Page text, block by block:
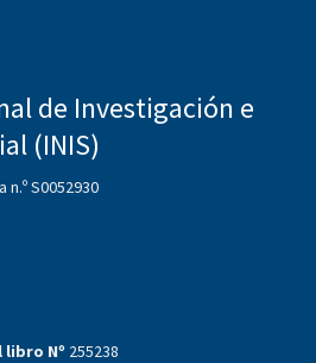
de Investigación e
(INIS)
n.º S0052930
libro Nº 255238